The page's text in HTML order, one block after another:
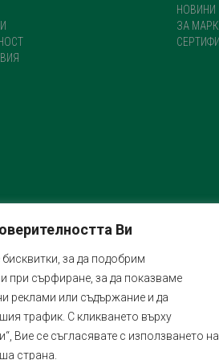
Ви
за да подобрим
при сърфиране, за да показваме
реклами или съдържание и да
трафик. С кликването върху
Вие се съгласявате с използването на
страна.
НОВИНИ
ЗА